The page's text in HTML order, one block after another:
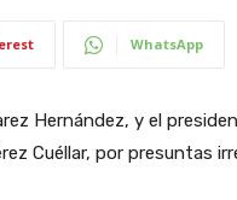
WhatsApp
Hernández, y el
Cuéllar, por